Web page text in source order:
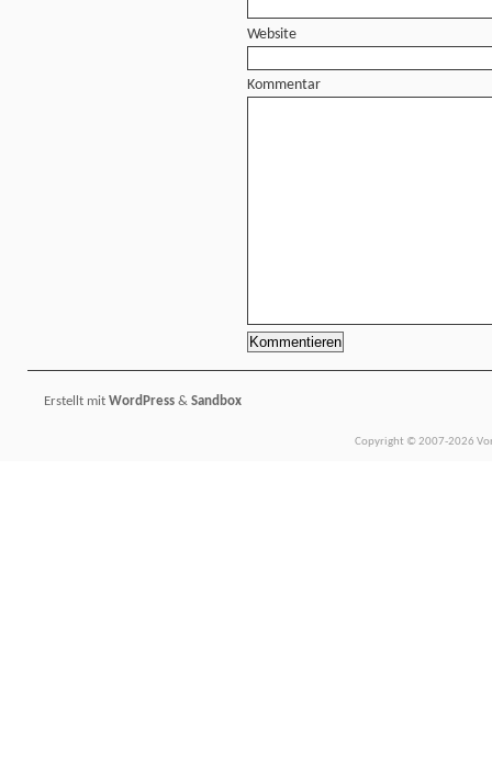
Website
Kommentar
Erstellt mit WordPress & Sandbox
Copyright © 2007-2026